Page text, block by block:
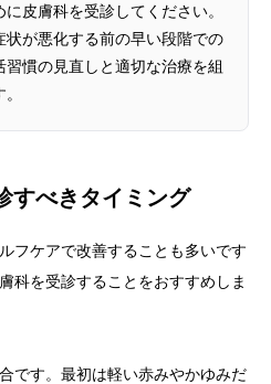
皮膚科を受診してください。
状が悪化する前の早い段階での
慣の見直しと適切な治療を組
すべきタイミング
フケアで改善することも多いです
科を受診することをおすすめしま
です。最初は軽い赤みやかゆみだ